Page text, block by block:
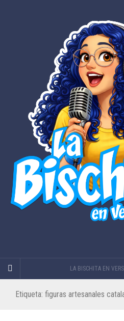
LA BISCHITA EN
Etiqueta: figuras artesanales